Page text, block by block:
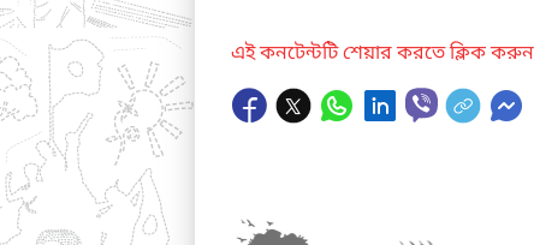
এই কনটেন্টটি শেয়ার করতে ক্লিক করুন